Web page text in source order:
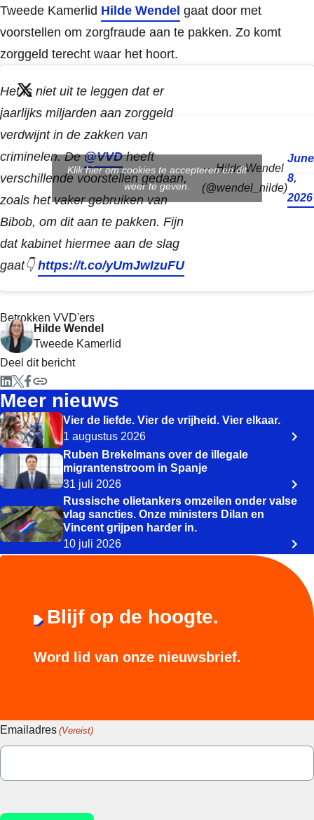
Tweede Kamerlid Hilde Wendel gaat door met
voorstellen om zorgfraude aan te pakken. Zo komt
zorggeld terecht waar het hoort.
Het is niet uit te leggen dat er
jaarlijks miljarden aan zorggeld
verdwijnt in de zakken van
criminelen. De@VVDheeft
verschillende voorstellen gedaan,
zoals het vaker gebruiken van
Bibob, om dit aan te pakken. Fijn
dat kabinet hiermee aan de slag
gaat👇 https://t.co/yUmJwIzuFU
— Hilde Wendel
(@wendel_hilde)
June
8,
2026
Klik hier om cookies te accepteren en dit
weer te geven.
Betrokken VVD'ers
Hilde Wendel
Tweede Kamerlid
Deel dit bericht
Meer nieuws
Vier de liefde. Vier de vrijheid. Vier elkaar.
1 augustus 2026
Ruben Brekelmans over de illegale
migrantenstroom in Spanje
31 juli 2026
Russische olietankers omzeilen onder valse
vlag sancties. Onze ministers Dilan en
Vincent grijpen harder in.
10 juli 2026
Blijf op de hoogte.
Word lid van onze nieuwsbrief.
Emailadres (Vereist)